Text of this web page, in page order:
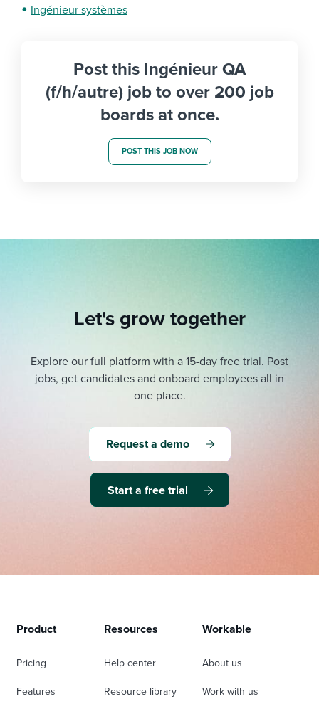
Ingénieur systèmes
Post this Ingénieur QA
(f/h/autre) job to over 200 job
boards at once.
POST THIS JOB NOW
Let's grow together
Explore our full platform with a 15-day free trial. Post
jobs, get candidates and onboard employees all in
one place.
Request a demo
Start a free trial
Product
Pricing
Features
Resources
Help center
Resource library
Workable
About us
Work with us